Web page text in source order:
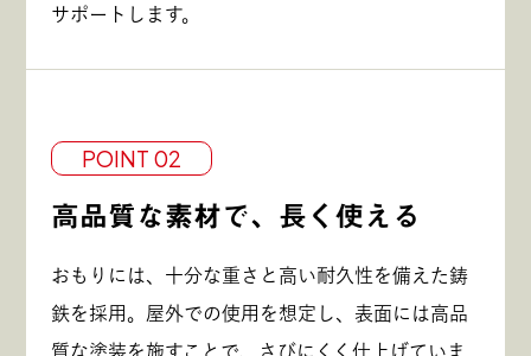
サポートします。
POINT 02
高品質な素材で、長く使える
おもりには、十分な重さと高い耐久性を備えた鋳
鉄を採用。屋外での使用を想定し、表面には高品
質な塗装を施すことで、さびにくく仕上げていま